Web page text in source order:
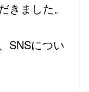
き ました。
SNSについ